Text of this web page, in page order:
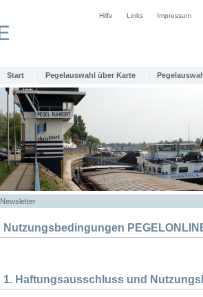
Hilfe Links Impressum
Start Pegelauswahl über Karte
Newsletter
Nutzungsbedingungen
1. Haftungsausschluss und